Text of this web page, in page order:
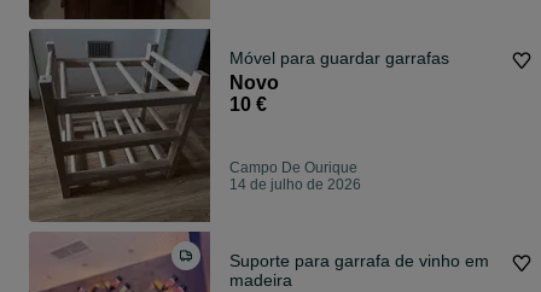
Móvel para guardar garrafas
Novo
10 €
Campo De Ourique
14 de julho de 2026
Suporte para garrafa de vinho em
madeira